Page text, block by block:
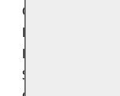
Geaca de piele
Insertii din plasa
Fara buzunare
Stil feminin